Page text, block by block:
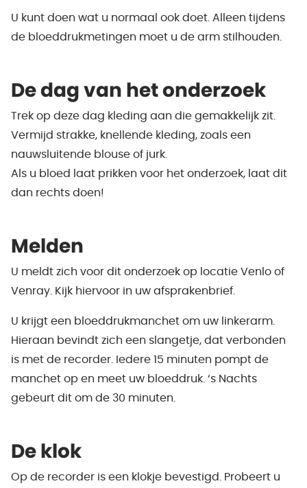
U kunt doen wat u normaal ook doet. Alleen tijdens
de bloeddrukmetingen moet u de arm stilhouden.
De dag van het onderzoek
Trek op deze dag kleding aan die gemakkelijk zit.
Vermijd strakke, knellende kleding, zoals een
nauwsluitende blouse of jurk.
Als u bloed laat prikken voor het onderzoek, laat dit
dan rechts doen!
Melden
U meldt zich voor dit onderzoek op locatie Venlo of
Venray. Kijk hiervoor in uw afsprakenbrief.
U krijgt een bloeddrukmanchet om uw linkerarm.
Hieraan bevindt zich een slangetje, dat verbonden
is met de recorder. Iedere 15 minuten pompt de
manchet op en meet uw bloeddruk. ‘s Nachts
gebeurt dit om de 30 minuten.
De klok
Op de recorder is een klokje bevestigd. Probeert u